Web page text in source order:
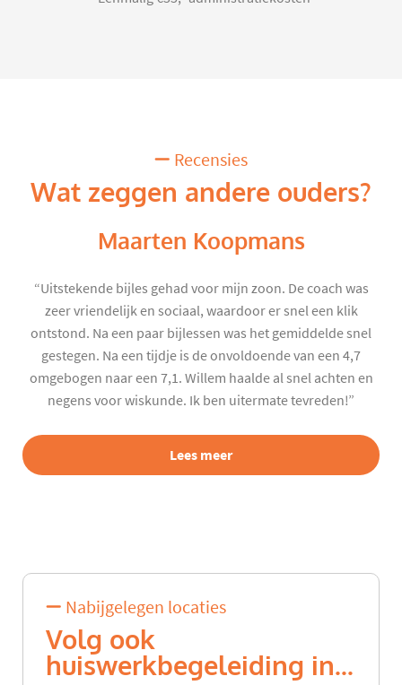
Recensies
Wat zeggen andere ouders?
Maarten Koopmans
“Uitstekende bijles gehad voor mijn zoon. De coach was
zeer vriendelijk en sociaal, waardoor er snel een klik
ontstond. Na een paar bijlessen was het gemiddelde snel
gestegen. Na een tijdje is de onvoldoende van een 4,7
omgebogen naar een 7,1. Willem haalde al snel achten en
negens voor wiskunde. Ik ben uitermate tevreden!”
Lees meer
Nabijgelegen locaties
Volg ook
huiswerkbegeleiding in...